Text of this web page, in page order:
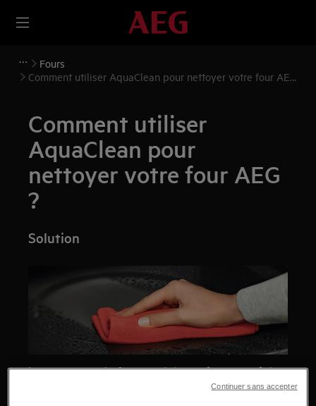
Fours
Comment utiliser AquaClean pour nettoyer votre four AEG
Comment utiliser
AquaClean pour
nettoyer votre four AEG
?
Solution
Le nettoyage du four ne doit pas être une tâche
redoutée. La fonction AquaClean disponible sur
Continuer sans accepter